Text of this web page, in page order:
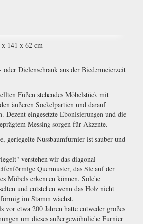
141 x 62 cm
Dielenschrank aus der Biedermeierzeit
Füßen stehendes Möbelstück mit
äußeren Sockelpartien und darauf
. Dezent eingesetzte Ebonisierungen und die
Messing sorgen für Akzente.
geriegelte Nussbaumfurnier ist sauber und
verstehen wir das diagonal
Quermuster, das Sie auf der
Möbels erkennen können. Solche
und entstehen wenn das Holz nicht
im Stamm wächst.
vor etwa 200 Jahren hatte entweder großes
um dieses außergewöhnliche Furnier